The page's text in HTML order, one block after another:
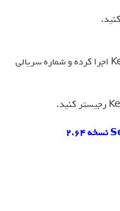
3- فایل Keygen.exe را از درون پوشه Keygen اجرا کرده و شماره سریالی